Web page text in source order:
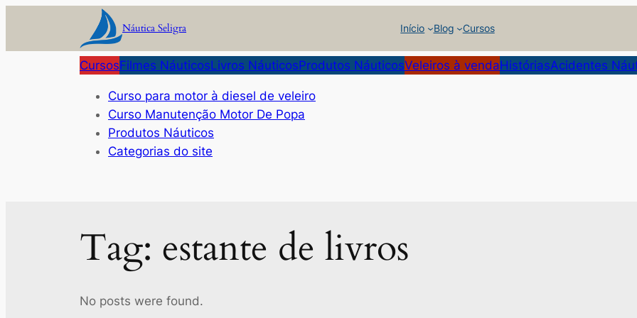
o
Náutica Seligra Início Blog Cursos
CursosFilmes NáuticosLivros NáuticosProdutos NáuticosVeleiros à vendaHistóriasAcidentes
Curso para motor à diesel de veleiro
Curso Manutenção Motor De Popa
Produtos Náuticos
Categorias do site
Tag: estante de livros
No posts were found.